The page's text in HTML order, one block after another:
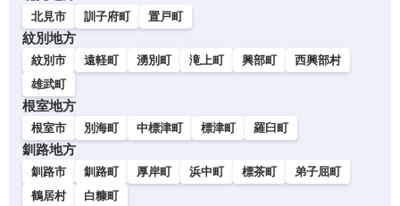
北見市 訓子府町 置戸町
紋別地方
紋別市 遠軽町 湧別町 滝上町 興部町
西興部村
雄武町
根室地方
根室市 別海町 中標津町 標津町 羅臼町
釧路地方
釧路市 釧路町 厚岸町 浜中町 標茶町
弟子屈町
鶴居村
白糠町